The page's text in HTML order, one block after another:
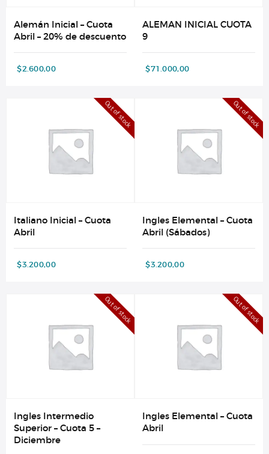
Alemán Inicial – Cuota
Abril – 20% de descuento
$2.600,00
ALEMAN INICIAL CUOTA
9
$71.000,00
Out of stock
Italiano Inicial – Cuota
Abril
$3.200,00
Out of stock
Ingles Elemental – Cuota
Abril (Sábados)
$3.200,00
Out of stock
Ingles Intermedio
Superior – Cuota 5 –
Diciembre
Out of stock
Ingles Elemental – Cuota
Abril